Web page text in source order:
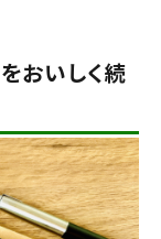
おいしく続